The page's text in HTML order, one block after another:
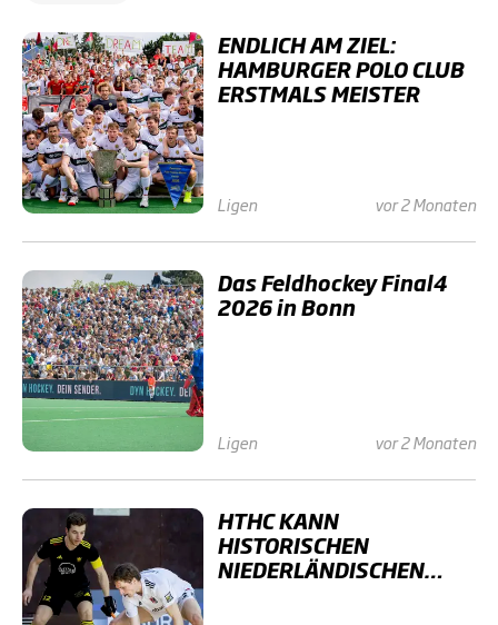
ENDLICH AM ZIEL:
HAMBURGER POLO CLUB
ERSTMALS MEISTER
Ligen vor 2 Monaten
Das Feldhockey Final4
2026 in Bonn
Ligen vor 2 Monaten
HTHC KANN
HISTORISCHEN
NIEDERLÄNDISCHEN